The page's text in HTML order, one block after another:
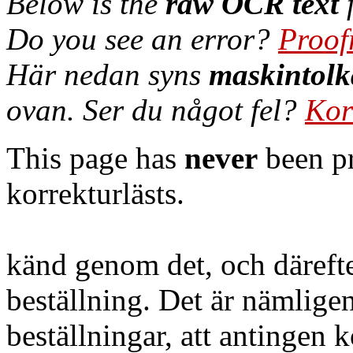
Do you see an error?
Här nedan syns
ovan. Ser du något fel?
This page has never been
korrekturlästs.
känd genom det, och
beställning. Det är
beställningar, att antingen